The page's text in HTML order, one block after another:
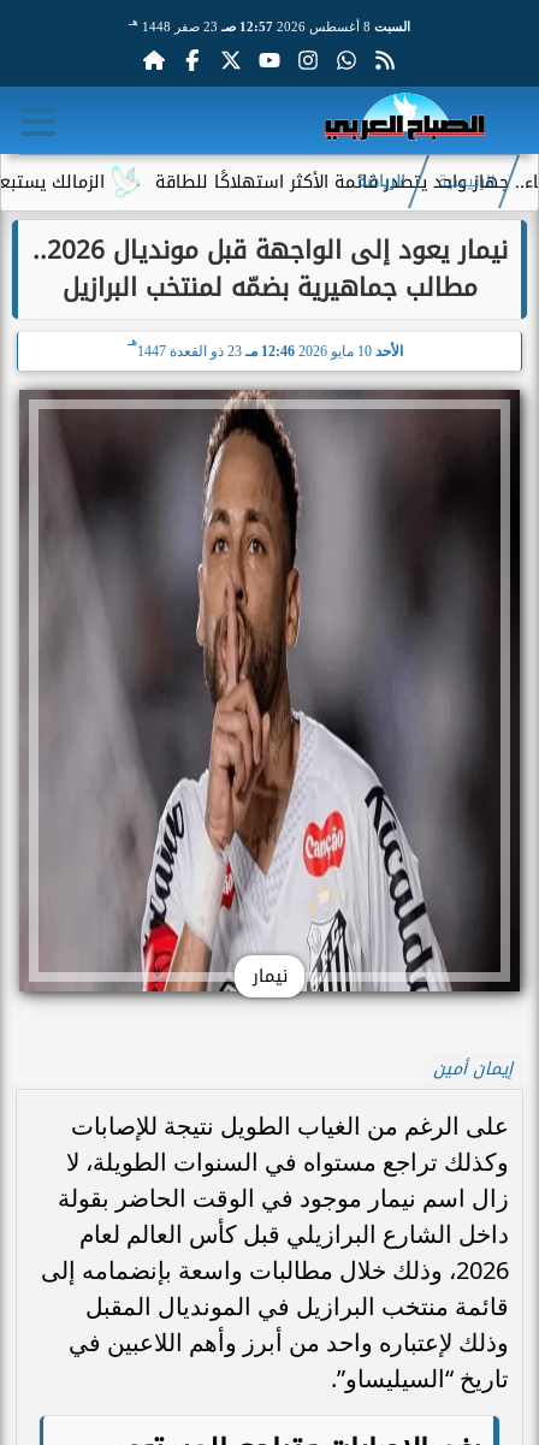
السبت 12:57 صـ 23 صفر 1448 هـ
الزمالك يستبعد 4 لاعبين شباب من حساباته في الموسم الجديد يتصدر قائمة الأكثر استهلاكًا للطاقة
الرئيسية الرياضة
نيمار يعود إلى الواجهة قبل مونديال 2026..
مطالب جماهيرية بضمّه لمنتخب البرازيل
الأحد 10 مايو 2026 12:46 مـ 23 ذو القعدة 1447
هـ
نيمار
إيمان أمين
على الرغم من الغياب الطويل نتيجة للإصابات
وكذلك تراجع مستواه في السنوات الطويلة، لا
زال اسم نيمار موجود في الوقت الحاضر بقولة
داخل الشارع البرازيلي قبل كأس العالم لعام
2026، وذلك خلال مطالبات واسعة بإنضمامه إلى
قائمة منتخب البرازيل في المونديال المقبل
وذلك لإعتباره واحد من أبرز وأهم اللاعبين في
تاريخ “السيليساو”.